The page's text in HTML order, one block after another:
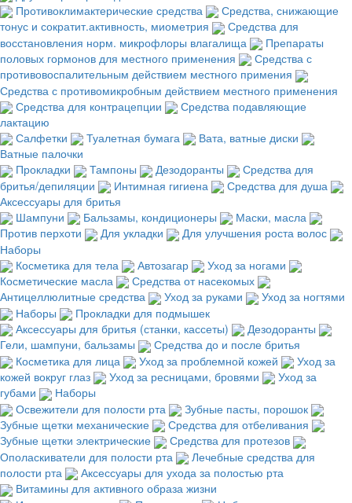
Противоклимактерические средства
Средства, снижающие
тонус и сократит.активность, миометрия
Средства для
восстановления норм. микрофлоры влагалища
Препараты
половых гормонов для местного применения
Средства с
противовоспалительным действием местного примения
Средства с противомикробным действием местного применения
Средства для контрацепции
Средства подавляющие
лактацию
Салфетки
Туалетная бумага
Вата, ватные диски
Ватные палочки
Прокладки
Тампоны Дезодоранты
Средства для
бритья/депиляции
Интимная гигиена
Средства для душа
Аксессуары для бритья
Шампуни
Бальзамы, кондиционеры
Маски, масла
Против перхоти
Для укладки
Для улучшения роста волос
Наборы
Косметика для тела
Автозагар
Уход за ногами
Косметические масла
Средства от насекомых
Антицеллюлитные средства
Уход за руками
Уход за ногтями
Наборы
Прокладки для подмышек
Аксессуары для бритья (станки, кассеты)
Дезодоранты
Гели, шампуни, бальзамы
Средства до и после бритья
Косметика для лица
Уход за проблемной кожей
Уход за
кожей вокруг глаз
Уход за ресницами, бровями
Уход за
губами
Наборы
Освежители для полости рта
Зубные пасты, порошок
Зубные щетки механические
Средства для отбеливания
Зубные щетки электрические
Средства для протезов
Ополаскиватели для полости рта
Лечебные средства для
полости рта
Аксессуары для ухода за полостью рта
Витамины для активного образа жизни